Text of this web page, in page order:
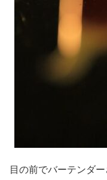
目の前でバーテンダ